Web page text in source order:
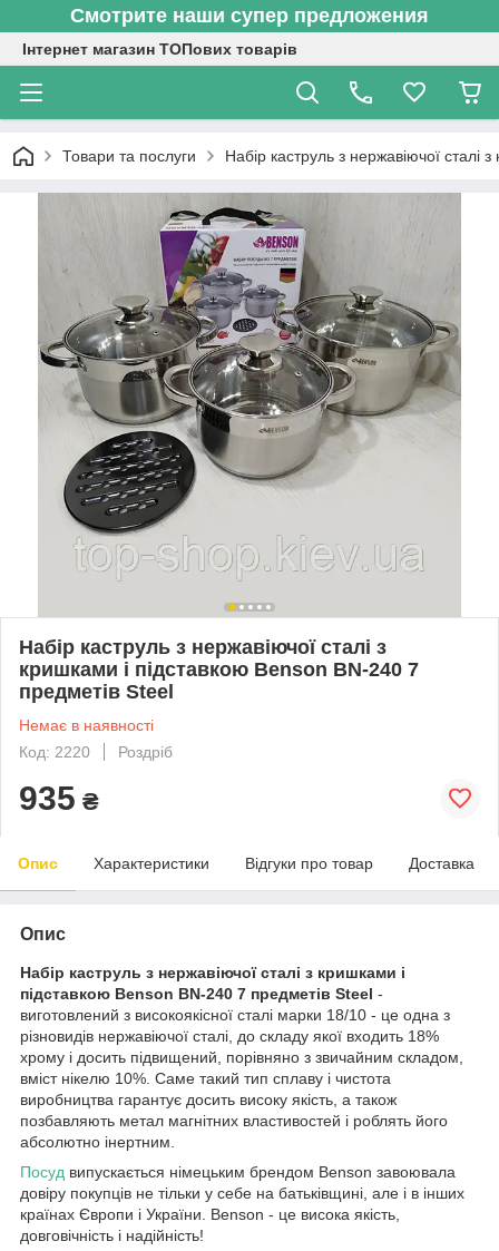
Смотрите наши супер предложения
Інтернет магазин ТОПових товарів
Товари та послуги Набір каструль з нержавіючої сталі
Набір каструль з нержавіючої сталі з
кришками і підставкою Benson BN-240 7
предметів Steel
Немає в наявності
Код: 2220
Роздріб
935 ₴
Опис Характеристики Відгуки про товар Доставка
Опис
Набір каструль з нержавіючої сталі з кришками і
підставкою Benson BN-240 7 предметів Steel -
виготовлений з високоякісної сталі марки 18/10 - це одна з
різновидів нержавіючої сталі, до складу якої входить 18%
хрому і досить підвищений, порівняно з звичайним складом,
вміст нікелю 10%. Саме такий тип сплаву і чистота
виробництва гарантує досить високу якість, а також
позбавляють метал магнітних властивостей і роблять його
абсолютно інертним.
Посуд випускається німецьким брендом Benson завоювала
довіру покупців не тільки у себе на батьківщині, але і в інших
країнах Європи і України. Benson - це висока якість,
довговічність і надійність!